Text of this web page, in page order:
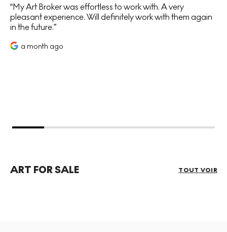
My Art Broker was effortless to work with. A very
pleasant experience. Will definitely work with them again
in the future.
a month ago
ART FOR SALE TOUT VOIR